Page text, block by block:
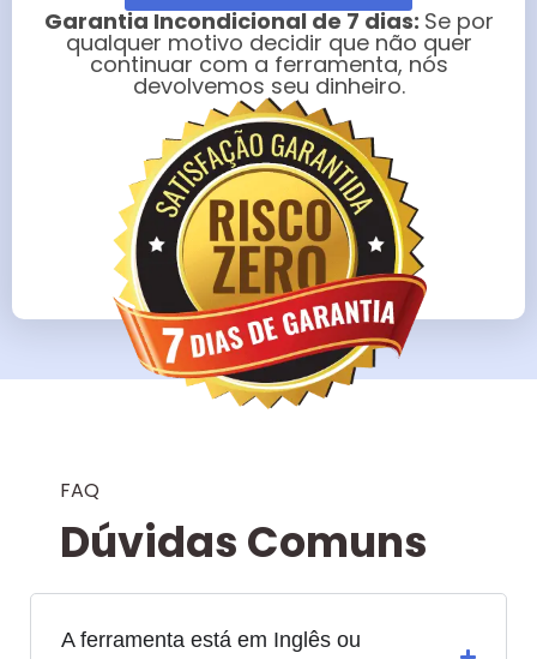
Garantia Incondicional de 7 dias: Se por
qualquer motivo decidir que não quer
continuar com a ferramenta, nós
devolvemos seu dinheiro.
FAQ
Dúvidas Comuns
A ferramenta está em Inglês ou